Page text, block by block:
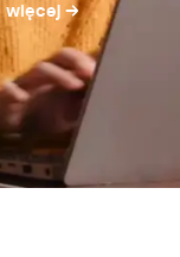
więcej →